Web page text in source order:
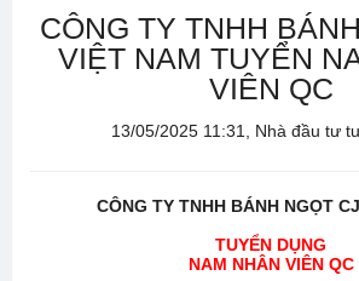
CÔNG TY TNHH
VIỆT NAM TUYỂN
VIÊN QC
13/05/2025 11:31, Nhà đầu tư
CÔNG TY TNHH BÁNH NGỌT
TUYỂN DỤNG
NAM NHÂN VIÊN QC